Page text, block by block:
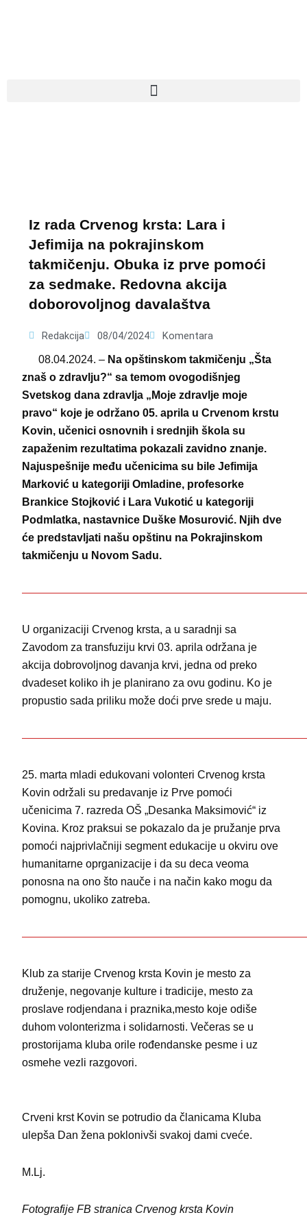
Iz rada Crvenog krsta: Lara i
Jefimija na pokrajinskom
takmičenju. Obuka iz prve pomoći
za sedmake. Redovna akcija
doborovoljnog davalaštva
Redakcija 08/04/2024 Komentara
08.04.2024. – Na opštinskom takmičenju „Šta
znaš o zdravlju?“ sa temom ovogodišnjeg
Svetskog dana zdravlja „Moje zdravlje moje
pravo“ koje je održano 05. aprila u Crvenom krstu
Kovin, učenici osnovnih i srednjih škola su
zapaženim rezultatima pokazali zavidno znanje.
Najuspešnije među učenicima su bile Jefimija
Marković u kategoriji Omladine, profesorke
Brankice Stojković i Lara Vukotić u kategoriji
Podmlatka, nastavnice Duške Mosurović. Njih dve
će predstavljati našu opštinu na Pokrajinskom
takmičenju u Novom Sadu.
U organizaciji Crvenog krsta, a u saradnji sa
Zavodom za transfuziju krvi 03. aprila održana je
akcija dobrovoljnog davanja krvi, jedna od preko
dvadeset koliko ih je planirano za ovu godinu. Ko je
propustio sada priliku može doći prve srede u maju.
25. marta mladi edukovani volonteri Crvenog krsta
Kovin održali su predavanje iz Prve pomoći
učenicima 7. razreda OŠ „Desanka Maksimović“ iz
Kovina. Kroz praksui se pokazalo da je pružanje prva
pomoći najprivlačniji segment edukacije u okviru ove
humanitarne oprganizacije i da su deca veoma
ponosna na ono što nauče i na način kako mogu da
pomognu, ukoliko zatreba.
Klub za starije Crvenog krsta Kovin je mesto za
druženje, negovanje kulture i tradicije, mesto za
proslave rodjendana i praznika,mesto koje odiše
duhom volonterizma i solidarnosti. Večeras se u
prostorijama kluba orile rođendanske pesme i uz
osmehe vezli razgovori.
Crveni krst Kovin se potrudio da članicama Kluba
ulepša Dan žena poklonivši svakoj dami cveće.
M.Lj.
Fotografije FB stranica Crvenog krsta Kovin